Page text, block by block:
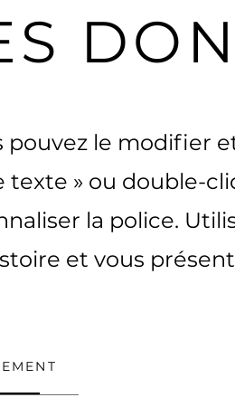
pouvez le modifier
texte » ou double-
la police.
et vous